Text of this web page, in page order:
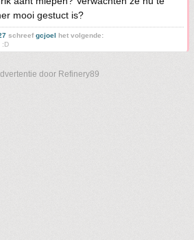
mooi gestuct is?
schreefgcjoel het volgende:
:D
door Refinery89